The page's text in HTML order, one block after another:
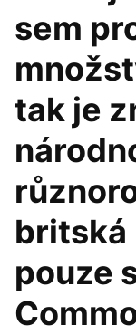
sem
tak je
britská
pouze